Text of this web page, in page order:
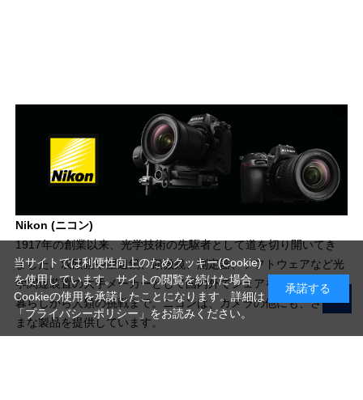
Nikon (ニコン)
1917年の創業以来、光学技術の先駆者として道を切り開いてき
ました。双眼鏡や望遠鏡、顕微鏡、測定器、ソフトウェアなど光
学関連装置の大手メーカーとして国内外でシェアを広げ、普段の
暮らしから人類の挑戦まで。ニコンは、カメラの他にも、さまざ
まな製品を提供しています。
当サイトでは利便性向上のためクッキー(Cookie)
を使用しています。サイトの閲覧を続けた場合
Cookieの使用を承諾したことになります。詳細は
「プライバシーポリシー」 をお読みください。
承諾する